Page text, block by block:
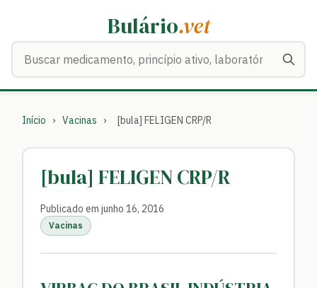
Bulário.vet
Início › Vacinas › [bula] FELIGEN CRP/R
[bula] FELIGEN CRP/R
Publicado em junho 16, 2016
Vacinas